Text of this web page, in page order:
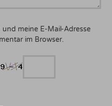
meine E-Mail-Adresse
im Browser.